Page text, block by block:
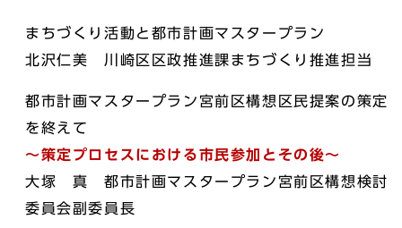
まちづくり活動と都市計画マスタープラン
北沢仁美 川崎区区政推進課まちづくり推進担当
都市計画マスタープラン宮前区構想区民提案の策定
を終えて
～策定プロセスにおける市民参加とその後～
大塚 真 都市計画マスタープラン宮前区構想検討
委員会副委員長